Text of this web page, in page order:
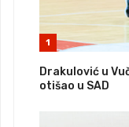
1
Drakulović u
otišao u SAD